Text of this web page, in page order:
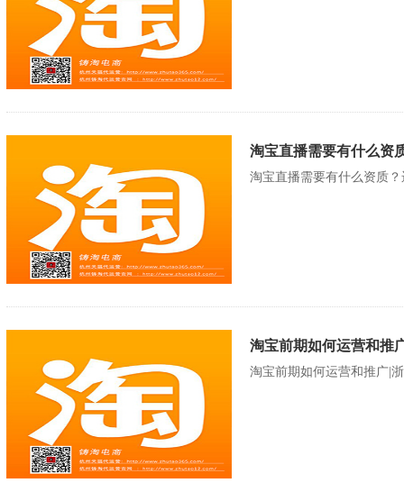
淘宝直播需要有什么资
淘宝直播需要有什么资质
淘宝前期如何运营和推
淘宝前期如何运营和推广|